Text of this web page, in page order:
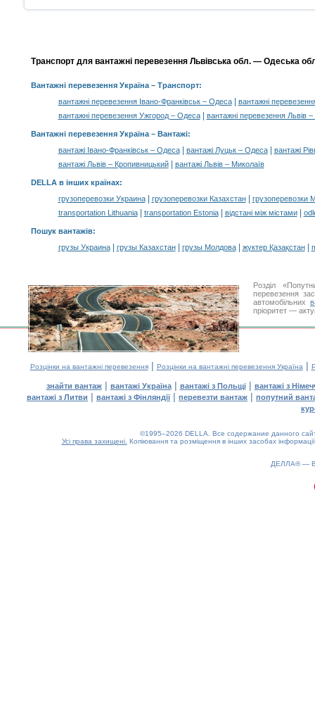
Транспорт для вантажні перевезення Львівська обл. — Одеська
Вантажні перевезення Україна– Транспорт:
вантажні перевезення Івано-Франківськ – Одеса|
вантажні
вантажні перевезення Ужгород – Одеса| вантажні перевезення Львів –
Вантажні перевезення Україна – Вантажі:
вантажі Івано-Франківськ – Одеса| вантажі Луцьк – Одеса|
вантажі
вантажі Львів – Кропивницький| вантажі Львів – Миколаїв
DELLA в інших країнах:
грузоперевозки Украина| грузоперевозки Казахстан|
грузоперевозки
transportation Lithuania| transportation Estonia| відстані між містами|
Пошук вантажів:
грузы Украина| грузы Казахстан| грузы Молдова| жүктер Қазақстан|
Розділ
перевезення
автомобільних
пріоритет —
Розцінки на вантажні перевезення| Розцінки на вантажні перевезення Україна |
знайти вантаж| вантажі Україна| вантажі з Польщі| вантажі з
вантажі з Литви | вантажі з Фінляндії| перевезти вантаж | попутний
©1995–2026 DELLA. Все содержание данного
Усі права захищені. Копіювання та розміщення в інших засобах
ДЕЛЛА® —